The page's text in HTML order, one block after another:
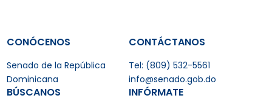
CONÓCENOS
Senado de la República
Dominicana
CONTÁCTANOS
Tel: (809) 532-5561
info@senado.gob.do
BÚSCANOS INFÓRMATE